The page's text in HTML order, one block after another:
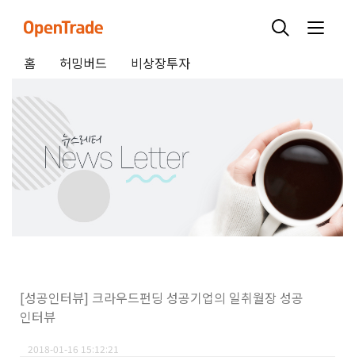
홈 허밍버드 비상장투자
[성공인터뷰] 크라우드펀딩 성공기업의 일취월장 성공
인터뷰
2018-01-16 15:12:21